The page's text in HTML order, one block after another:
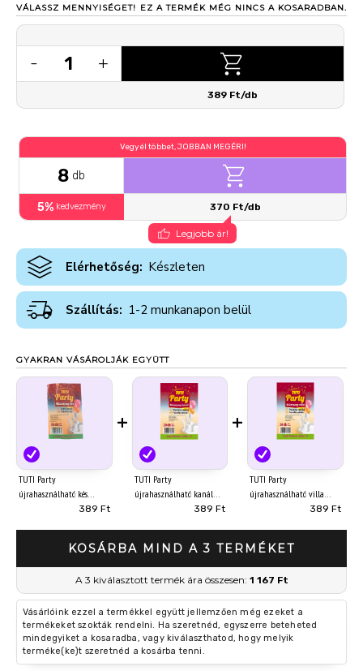
VÁLASSZ MENNYISÉGET! EZ A TERMÉK MÉG NINCS A KOSARADBAN.
- 1 +
389 Ft/db
Vegyél többet, JOBBAN MEGÉRI!
8 db
5% kedvezmény 370 Ft/db
Legjobb ár!
Elérhetőség: Készleten
Szállítás: 1-2 munkanapon belül
GYAKRAN VÁSÁROLJÁK EGYÜTT
TUTI Party
újrahasználható kés
műanyag (20 db-os)389 Ft
+
TUTI Party
újrahasználható kanál
műanyag (20 db-os)389 Ft
+
TUTI Party
újrahasználható villa
műanyag (20 db-os)389 Ft
KOSÁRBA MIND A 3 TERMÉKET
A 3 kiválasztott termék ára összesen: 1 167 Ft
Vásárlóink ezzel a termékkel együtt jellemzően még ezeket a
termékeket szokták rendelni. Ha szeretnéd, egyszerre beteheted
mindegyiket a kosaradba, vagy kiválaszthatod, hogy melyik
terméke(ke)t szeretnéd a kosárba tenni.